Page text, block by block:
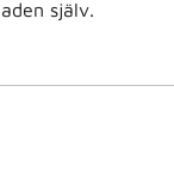
själv.